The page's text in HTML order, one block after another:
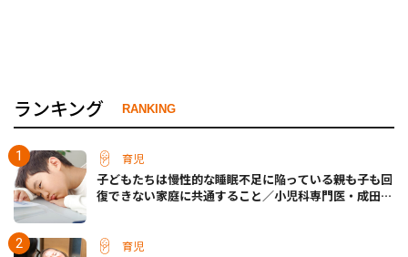
ランキング RANKING
育児
子どもたちは慢性的な睡眠不足に陥っている――親も子も回
復できない家庭に共通すること／小児科専門医・成田奈
育児